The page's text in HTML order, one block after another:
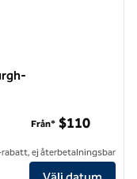
by Hilton Pittsburgh-
Från* $110
ej återbetalningsbar